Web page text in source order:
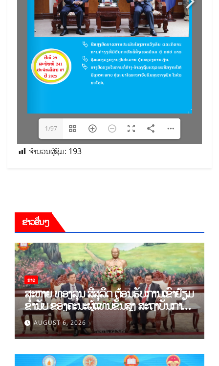
1/97
ຈຳນວນຜູ້ຊົມ: 193
ຂ່າວອື່ນໆ
ຂ່າວ
ສະຫາຍ ທອງລຸນ ສີສຸລິດ ຕ້ອນຮັບການເຂົ້າຢ້ຽມ
ຂຳ່ນັບ ຂອງຄະນະຜູ້ແທນຂັ້ນສູງ ສະຖາບັນການ
ເມືອງແຫ່ງຊາດ ໂຮ່ຈີມິນ ແລະ ສະຖາບັນບັນດິດ
ວິທະຍາສາດສັງຄົມຫວຽດນາມ
AUGUST 6, 2026